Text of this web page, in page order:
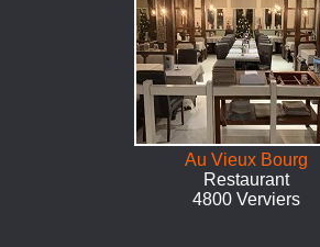
Au Vieux Bourg
Restaurant
4800 Verviers